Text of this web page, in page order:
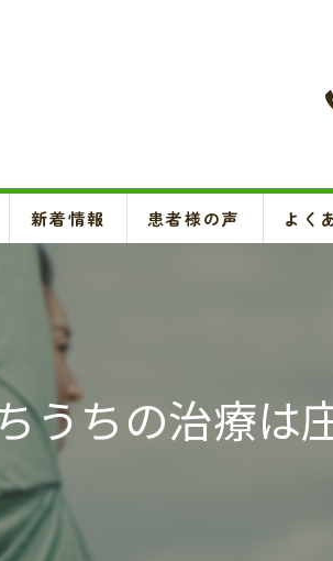
骨盤矯正、O脚矯正
ジ・超音波治療、超短波治療
ゅう)
逆子治療、不妊治療
療
新着情報 患者様の声 よく
ちの治療は